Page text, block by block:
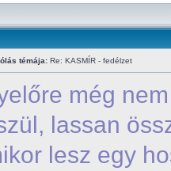
témája: Re: KASMÍR - fedélzet
még
lassan
lesz egy